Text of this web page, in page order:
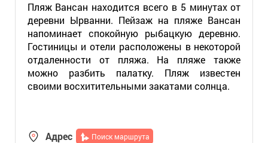
Пляж Вансан находится всего в 5 минутах от
деревни Ырванни. Пейзаж на пляже Вансан
напоминает спокойную рыбацкую деревню.
Гостиницы и отели расположены в некоторой
отдаленности от пляжа. На пляже также
можно разбить палатку. Пляж известен
своими восхитительными закатами солнца.
Адрес Поиск маршрута